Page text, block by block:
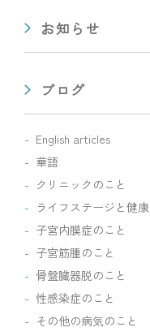
お知らせ
ブログ
English articles
華語
クリニックのこと
ライフステージと健康
子宮内膜症のこと
子宮筋腫のこと
骨盤臓器脱のこと
性感染症のこと
その他の病気のこと